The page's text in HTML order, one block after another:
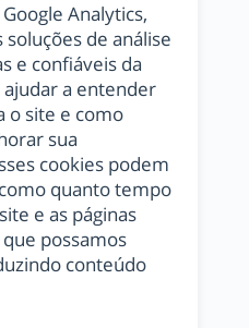
Analytics,
soluções de análise
e confiáveis ​​da
ajudar a entender
o site e como
sua
cookies podem
quanto tempo
e as páginas
possamos
conteúdo